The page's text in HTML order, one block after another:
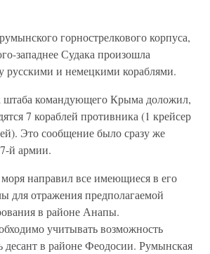
горнострелкового корпуса,
западнее Судака произошла
русскими и немецкими кораблями.
штаба командующего Крыма доложил,
7 кораблей противника (1 крейсер
Это сообщение было сразу же
й армии.
направил все имеющиеся в его
для отражения предполагаемой
в районе Анапы.
учитывать возможность
десант в районе Феодосии. Румынская